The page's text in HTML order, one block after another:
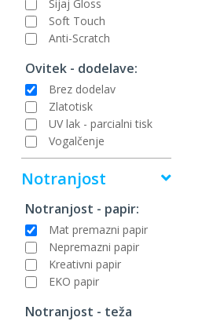
Sijaj Gloss
Soft Touch
Anti-Scratch
Ovitek - dodelave:
Brez dodelav
Zlatotisk
UV lak - parcialni tisk
Vogalčenje
Notranjost
Notranjost - papir:
Mat premazni papir
Nepremazni papir
Kreativni papir
EKO papir
Notranjost - teža